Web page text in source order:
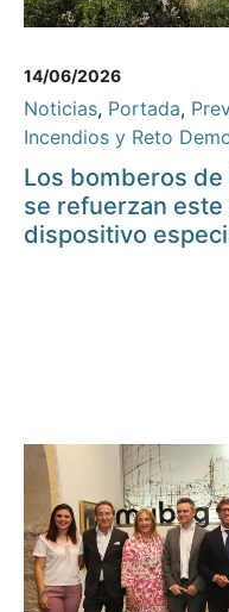
14/06/2026
Noticias, Portada,
Incendios y Reto
Los bomberos
se refuerzan
dispositivo